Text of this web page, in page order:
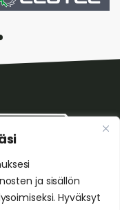
ja sisällön
Hyväksyt